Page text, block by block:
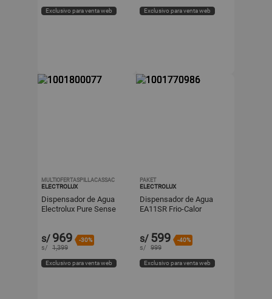
Exclusivo para venta web Exclusivo para venta web
MULTIOFERTASPILLACASSAC
ELECTROLUX
Dispensador de Agua
Electrolux Pure Sense
s/ 969 -30%
s/ 1,399
Exclusivo para venta web
PAKET
ELECTROLUX
Dispensador de Agua
EA11SR Frio-Calor
s/ 599 -40%
s/ 999
Exclusivo para venta web